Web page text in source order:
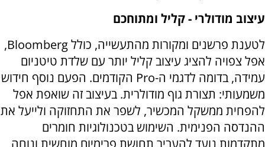
עיצוב מודולרי - קליל ומתוחכם
לטענת פרשנים ומקורות מהתעשייה, כוללBloomberg
,
אפל צפויה להציג עיצוב קליל יותר עם שלדת טיטניום
עמידה, בדומה לדגמי ה-Pro הקודמים. הפעם נוסף חידוש
משמעותי: תצורת גוף מודולרית. בעיצוב זה שואפת אפל
להפחית ממשקל המכשיר, לשפר את התחזוקה ולייעל את
ההנדסה הפנימית. השימוש בטכנולוגיות חומרים